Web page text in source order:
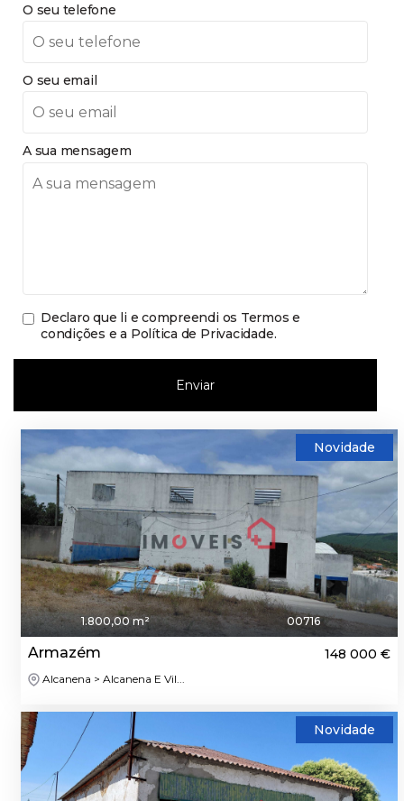
O seu telefone
O seu email
A sua mensagem
Declaro que li e compreendi os Termos e
condições e a Política de Privacidade.
Enviar
Novidade
1.800,00 m² 00716
Armazém 148 000 €
Alcanena > Alcanena E Vil...
Novidade